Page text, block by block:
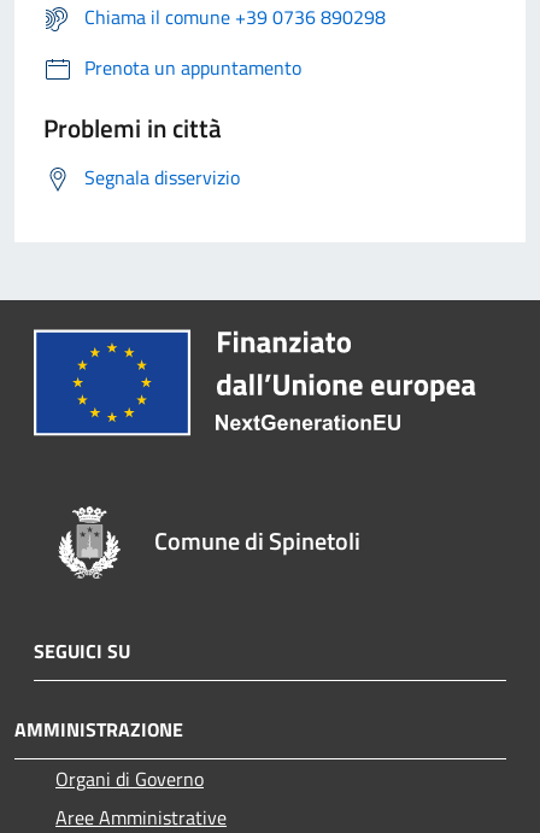
Chiama il comune +39 0736 890298
Prenota un appuntamento
Problemi in città
Segnala disservizio
Comune di Spinetoli
SEGUICI SU
AMMINISTRAZIONE
Organi di Governo
Aree Amministrative